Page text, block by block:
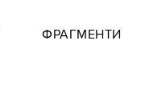
ФРАГМЕНТИ